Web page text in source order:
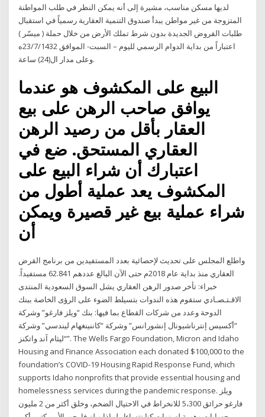
لديها مسكن مناسب، مشيرة إلى أنه يمكن النظر في طلب المواطنة
المتزوجة من غير مواطن يبدأ صندوق التنمية العقارية رسمياً في استقبال
طلبات القروض الجديدة بدون شرط تملك الأرض من خلال حملة ( ميسّر )
اعتباراً من بداية الدوام الرسمي لليوم – السبت- الموافق 23/7/1432ه
وعلى مدار ال(24) ساعة.
البيع على المكشوف هو عندما
يوافق صاحب الرهن على بيع
العقار بأقل من رصيد الرهن
العقاري المستحق. ضع في
اعتبارك أن شراء البيع على
المكشوف يعد عملية أطول من
شراء عملية بيع غير قصيرة ويمكن
أن
واطلع المجلس على تحديث لإحصائية بعدد المستفيدين من برنامج القرض
العقاري منذ بداية عام 2018م حتى الآن البالغ عددهم 62.841 مستفيداً.
خبراء: تأخر صدور الرهن العقاري يشل السوق السعودية المنتدى
الاقـتـصـادي ستقوم هذه الندوات بتسيلط الضوء على الرؤى الخاصة ببنك
الدوحة وعدد من شركات القطاع بما فيها: بنك “ويلز فارغو” وشركة
“أكسيس إنترناشيونال إنشورانس” وشركة “كاننينغهام ليندسي” وشركة
“ليثام آند واتكنز”. The Wells Fargo Foundation, Micron and Idaho
Housing and Finance Association each donated $100,000 to the
foundation’s COVID-19 Housing Rapid Response Fund, which
supports Idaho nonprofits that provide essential housing and
homelessness services during the pandemic response. ويلز
فارغو حرائق 5،300 للانخراط في الاحتيال الضخم، وخلق أكثر من 2 مليون